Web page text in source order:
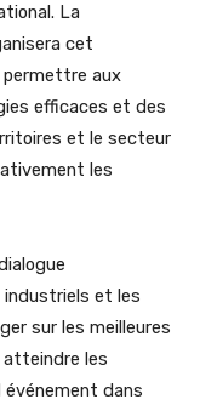
La
cet
permettre aux
efficaces et des
et le secteur
les
industriels et les
sur les meilleures
atteindre les
dans